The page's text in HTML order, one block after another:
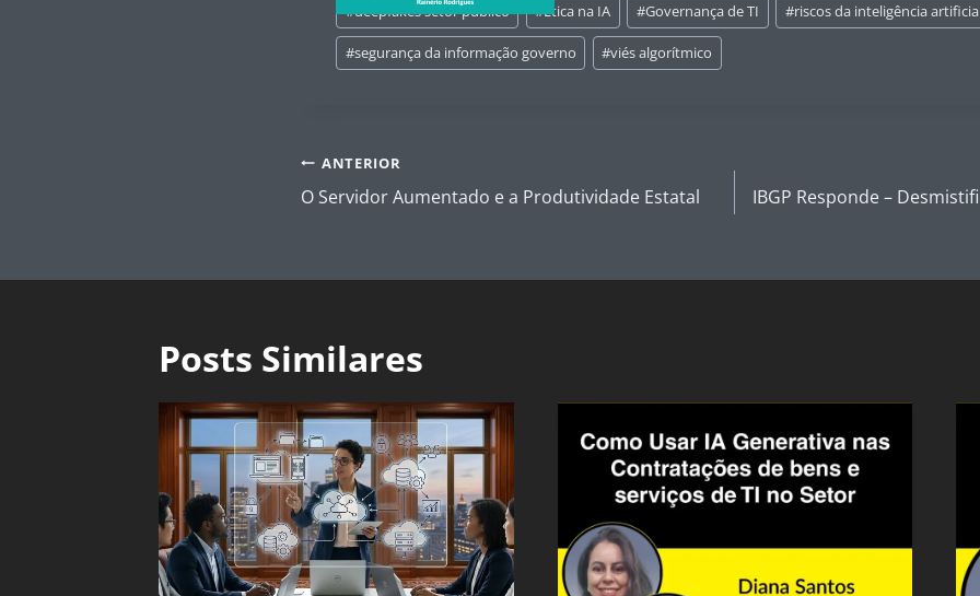
do
Post:
#deepfakes setor público #Ética na IA #Governança de TI #riscos da inteligência
#segurança da informação governo #viés algorítmico
Navegação
de
ANTERIOR
O Servidor Aumentado e a Produtividade Estatal IBGP Responde –
Posts Similares